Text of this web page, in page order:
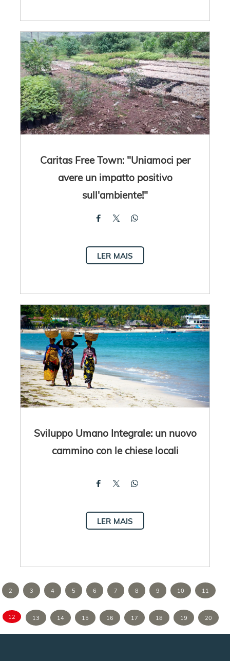
Caritas Free Town: "Uniamoci per
avere un impatto positivo
sull'ambiente!"
LER MAIS
Sviluppo Umano Integrale: un nuovo
cammino con le chiese locali
LER MAIS
2 3 4 5 6 7 8 9 10 11
12 13 14 15 16 17 18 19 20